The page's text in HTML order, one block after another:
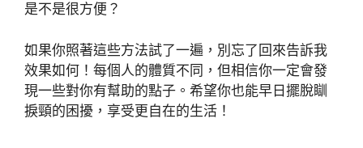
是不是很方便？
如果你照著這些方法試了一遍，別忘了回來告訴我
效果如何！每個人的體質不同，但相信你一定會發
現一些對你有幫助的點子。希望你也能早日擺脫瞓
捩頸的困擾，享受更自在的生活！